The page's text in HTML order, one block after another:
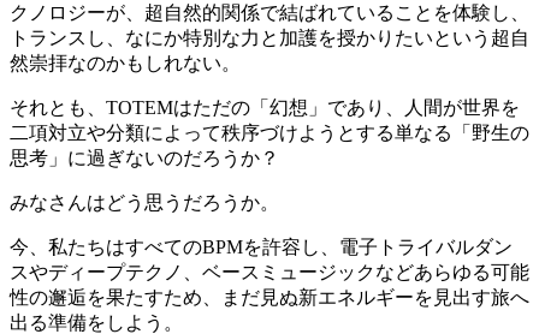
クノロジーが、超自然的関係で結ばれていることを体験し、
トランスし、なにか特別な力と加護を授かりたいという超自
然崇拝なのかもしれない。
それとも、TOTEMはただの「幻想」であり、人間が世界を
二項対立や分類によって秩序づけようとする単なる「野生の
思考」に過ぎないのだろうか？
みなさんはどう思うだろうか。
今、私たちはすべてのBPMを許容し、電子トライバルダン
スやディープテクノ、ベースミュージックなどあらゆる可能
性の邂逅を果たすため、まだ見ぬ新エネルギーを見出す旅へ
出る準備をしよう。